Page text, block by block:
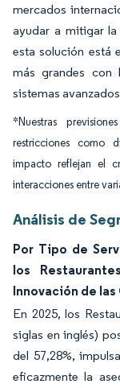
mercados
ayudar a mitigar
esta solución está
más grandes con
sistemas
*Nuestras
restricciones como
impacto reflejan el
interacciones entre
Análisis de
Por Tipo de
los
Innovación de
En 2025, los
siglas en inglés)
del 57,28%,
eficazmente la